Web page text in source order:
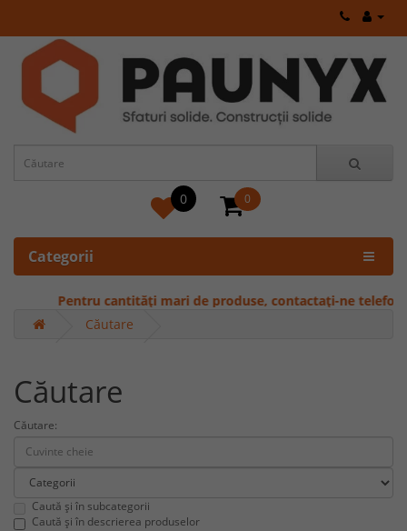
0 0
Categorii
Pentru cantități mari de produse, contactați-ne
Căutare
Căutare
Căutare:
Caută și în subcategorii
Caută și în descrierea produselor